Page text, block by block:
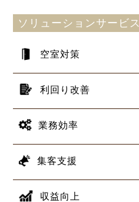
ソリューションサービス
空室対策
利回り改善
業務効率
集客支援
収益向上